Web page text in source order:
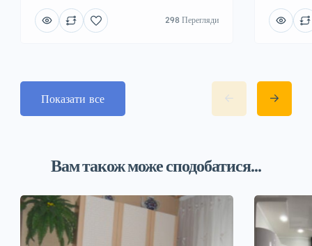
298 Перегляди
Показати все
Вам також може сподобатися...